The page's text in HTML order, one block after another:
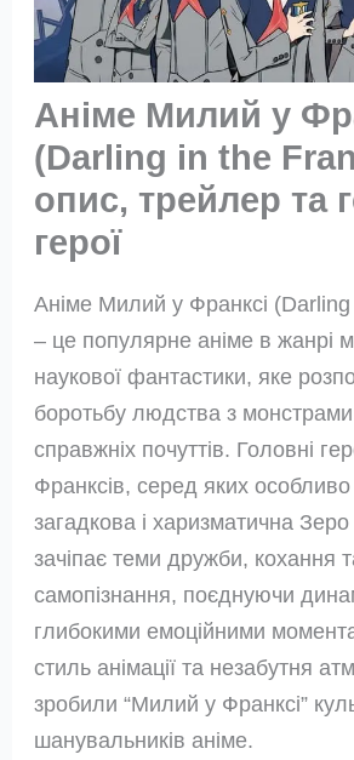
Аніме Милий у
(Darling in the
опис, трейлер та
герої
Аніме Милий у Франксі
– це популярне аніме в жанрі
наукової фантастики, яке
боротьбу людства з
справжніх почуттів. Головні
Франксів, серед яких особливо
загадкова і харизматична
зачіпає теми дружби, кохання
самопізнання, поєднуючи
глибокими емоційними
стиль анімації та незабутня
зробили “Милий у Франксі”
шанувальників аніме.